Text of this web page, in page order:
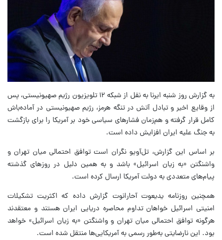
به گزارش روز شنبه ایرنا به نقل از شبکه ۱۲ تلویزیون رژیم صهیونیستی، پس
از وقایع اخیر و تبادل آتش در تنگه هرمز، رژیم صهیونیستی در آماده‌باش
کامل قرار گرفته و هم‌زمان فشارهای سیاسی خود بر آمریکا را برای بازگشت
به جنگ علیه ایران افزایش داده است.
بر اساس این گزارش، تل‌آویو نگران است توافق احتمالی میان تهران و
واشنگتن «به زیان اسرائیل» باشد و به همین دلیل در روزهای گذشته
پیام‌های متعددی به دولت آمریکا ارسال کرده است.
همچنین روزنامه یدیعوت آحارانوت گزارش داده که اکثریت تشکیلات
امنیتی اسرائیل خواهان تداوم محاصره دریایی ایران هستند و معتقدند
هرگونه توافق احتمالی میان تهران و واشنگتن «به زیان اسرائیل» خواهد
بود. این نارضایتی به‌طور رسمی به آمریکایی‌ها منتقل شده است.